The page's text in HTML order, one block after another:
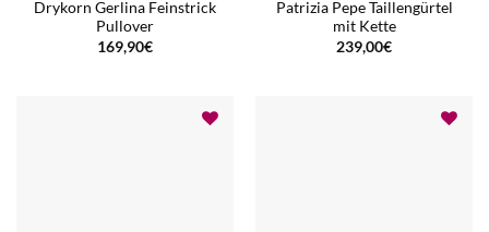
Drykorn Gerlina Feinstrick
Pullover
169,90€
Patrizia Pepe Taillengürtel
mit Kette
239,00€